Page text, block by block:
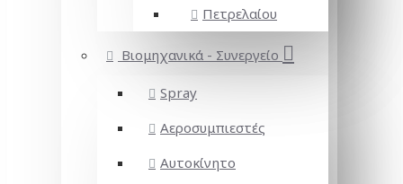
Πετρελαίου
Βιομηχανικά - Συνεργείο
Spray
Αεροσυμπιεστές
Αυτοκίνητο